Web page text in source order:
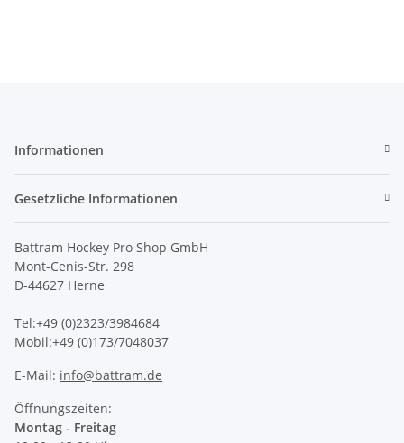
Informationen
Gesetzliche Informationen
Battram Hockey Pro Shop GmbH
Mont-Cenis-Str. 298
D-44627 Herne
Tel:+49 (0)2323/3984684
Mobil:+49 (0)173/7048037
E-Mail: info@battram.de
Öffnungszeiten:
Montag - Freitag